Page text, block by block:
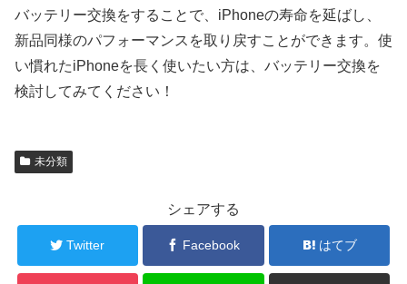
バッテリー交換をすることで、iPhoneの寿命を延ばし、
新品同様のパフォーマンスを取り戻すことができます。使
い慣れたiPhoneを長く使いたい方は、バッテリー交換を
検討してみてください！
未分類
シェアする
Twitter Facebook はてブ